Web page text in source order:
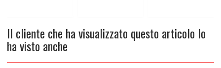
Il cliente che ha visualizzato questo articolo lo
ha visto anche